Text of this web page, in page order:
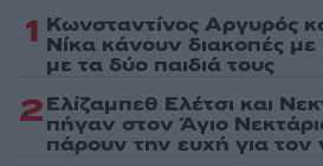
1 Κωνσταντίνος Αργυρός
Νίκα κάνουν διακοπές με
με τα δύο παιδιά τους
2Ελίζαμπεθ Ελέτσι και
πήγαν στον Άγιο
πάρουν την ευχή για τον